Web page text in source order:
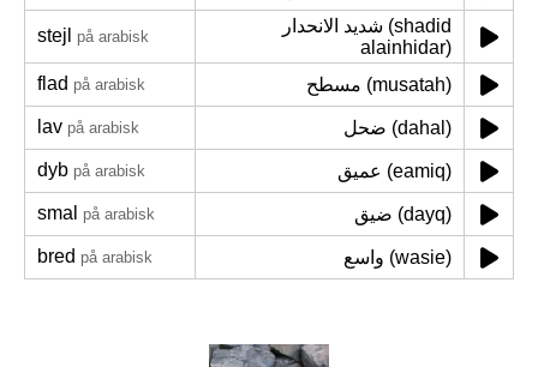
stejl på arabisk
شديد الانحدار (shadid
alainhidar)
flad på arabisk مسطح (musatah)
lav på arabisk ضحل (dahal)
dyb på arabisk عميق (eamiq)
smal på arabisk ضيق (dayq)
bred på arabisk واسع (wasie)